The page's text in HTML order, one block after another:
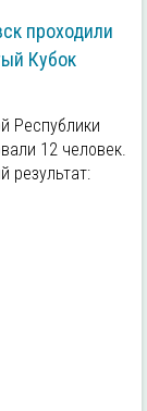
проходили
Кубок
Республики
12 человек.
результат: